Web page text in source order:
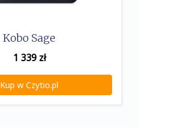
Kobo Sage
1 339zł
Kup w Czytio.pl